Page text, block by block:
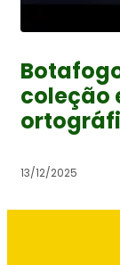
coleção
13/12/2025